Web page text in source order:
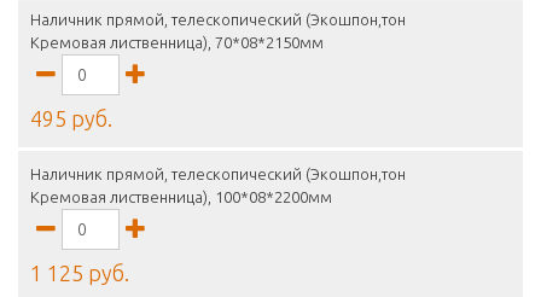
Наличник прямой, телескопический (Экошпон,тон
Кремовая лиственница), 70*08*2150мм
495 руб.
Наличник прямой, телескопический (Экошпон,тон
Кремовая лиственница), 100*08*2200мм
1 125 руб.